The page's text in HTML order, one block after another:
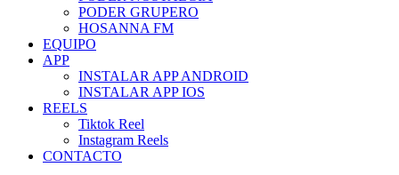
PODER GRUPERO
HOSANNA FM
EQUIPO
APP
INSTALAR APP ANDROID
INSTALAR APP IOS
REELS
Tiktok Reel
Instagram Reels
CONTACTO